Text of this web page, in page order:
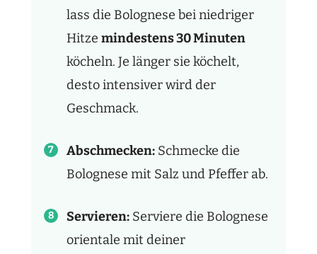
lass die Bolognese bei niedriger
Hitze mindestens 30 Minuten
köcheln. Je länger sie köchelt,
desto intensiver wird der
Geschmack.
Abschmecken: Schmecke die
Bolognese mit Salz und Pfeffer ab.
Servieren: Serviere die Bolognese
orientale mit deiner